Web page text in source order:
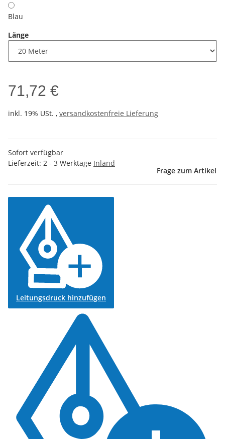
Blau
Länge
71,72 €
inkl. 19% USt. , versandkostenfreie Lieferung
Sofort verfügbar
Lieferzeit: 2 - 3 Werktage Inland
Frage zum Artikel
Leitungsdruck hinzufügen